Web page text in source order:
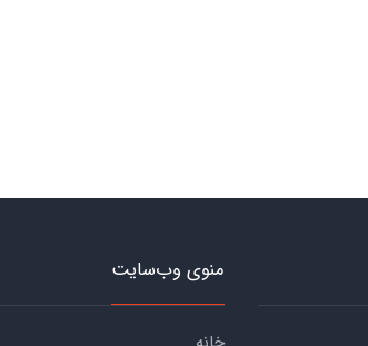
منوی وب‌سایت